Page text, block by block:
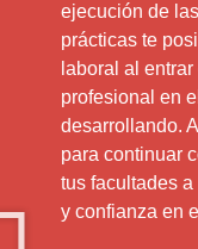
ejecución de
prácticas te
laboral al
profesional en
desarrollando.
para continuar
tus facultades
y confianza en